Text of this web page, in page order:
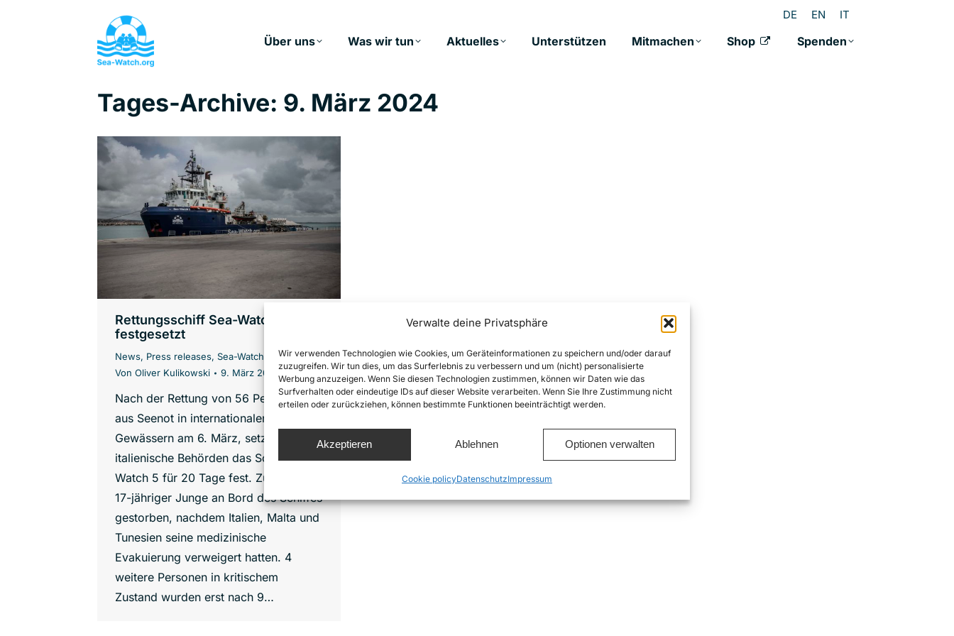
Verwalte deine Privatsphäre
Wir verwenden Technologien wie Cookies, um Geräteinformationen zu speichern und/oder darauf
zuzugreifen. Wir tun dies, um das Surferlebnis zu verbessern und um (nicht) personalisierte
Werbung anzuzeigen. Wenn Sie diesen Technologien zustimmen, können wir Daten wie das
Surfverhalten oder eindeutige IDs auf dieser Website verarbeiten. Wenn Sie Ihre Zustimmung nicht
erteilen oder zurückziehen, können bestimmte Funktionen beeinträchtigt werden.
Akzeptieren Ablehnen Optionen verwalten
Cookie policyDatenschutzImpressum
DE EN IT
Über uns Was wir tun Aktuelles Unterstützen Mitmachen Shop Spenden
Tages-Archive: 9. März 2024
Rettungsschiff Sea-Watch 5
festgesetzt
News, Press releases, Sea-Watch 5
Von Oliver Kulikowski 9. März 2024
Nach der Rettung von 56 Personen
aus Seenot in internationalen
Gewässern am 6. März, setzen
italienische Behörden das Schiff Sea-
Watch 5 für 20 Tage fest. Zuvor ist ein
17-jähriger Junge an Bord des Schiffes
gestorben, nachdem Italien, Malta und
Tunesien seine medizinische
Evakuierung verweigert hatten. 4
weitere Personen in kritischem
Zustand wurden erst nach 9…